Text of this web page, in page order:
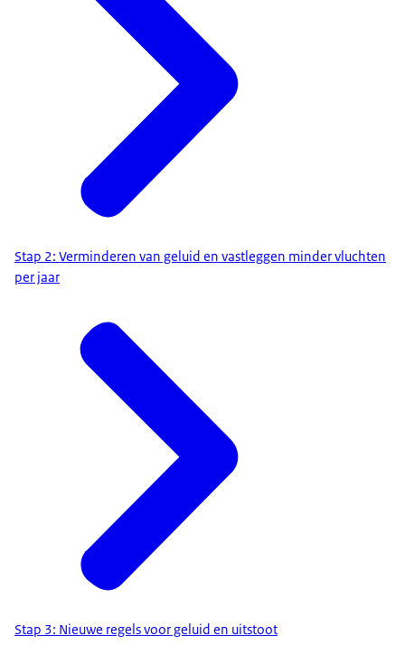
Stap 2: Verminderen van geluid en vastleggen minder vluchten
per jaar
Stap 3: Nieuwe regels voor geluid en uitstoot